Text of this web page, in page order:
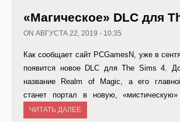
«Магическое» DLC для
ON АВГУСТА 22, 2019 - 10:35
Как сообщает сайт PCGamesN, уже в
появится новое DLC для The Sims 4.
название Realm of Magic, а его
станет портал в новую,
ЧИТАТЬ ДАЛЕЕ